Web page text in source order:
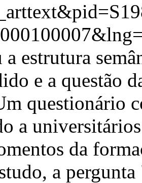
estrutura
e a questão
questionário
a
da
a